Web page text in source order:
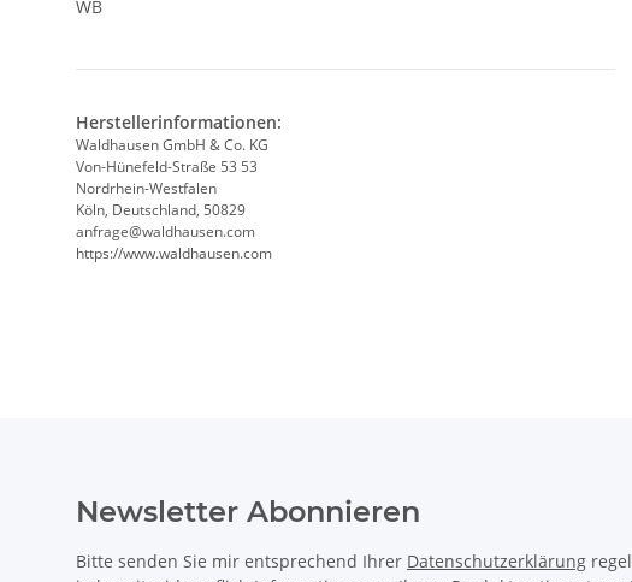
WB
Herstellerinformationen:
Waldhausen GmbH & Co. KG
Von-Hünefeld-Straße 53 53
Nordrhein-Westfalen
Köln, Deutschland, 50829
anfrage@waldhausen.com
https://www.waldhausen.com
Newsletter Abonnieren
Bitte senden Sie mir entsprechend Ihrer Datenschutzerklärung